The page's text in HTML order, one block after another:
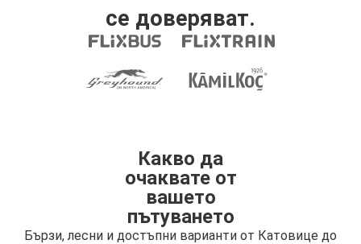
се доверяват.
Какво да
очаквате от
вашето
пътуването
Бързи, лесни и достъпни варианти от Катовице до